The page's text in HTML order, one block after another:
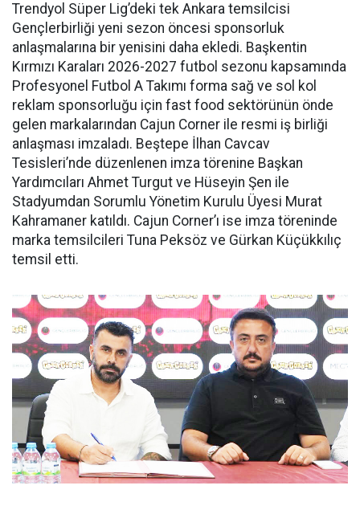
Trendyol Süper Lig’deki tek Ankara temsilcisi
Gençlerbirliği yeni sezon öncesi sponsorluk
anlaşmalarına bir yenisini daha ekledi. Başkentin
Kırmızı Karaları 2026-2027 futbol sezonu kapsamında
Profesyonel Futbol A Takımı forma sağ ve sol kol
reklam sponsorluğu için fast food sektörünün önde
gelen markalarından Cajun Corner ile resmi iş birliği
anlaşması imzaladı. Beştepe İlhan Cavcav
Tesisleri’nde düzenlenen imza törenine Başkan
Yardımcıları Ahmet Turgut ve Hüseyin Şen ile
Stadyumdan Sorumlu Yönetim Kurulu Üyesi Murat
Kahramaner katıldı. Cajun Corner’ı ise imza töreninde
marka temsilcileri Tuna Peksöz ve Gürkan Küçükkılıç
temsil etti.